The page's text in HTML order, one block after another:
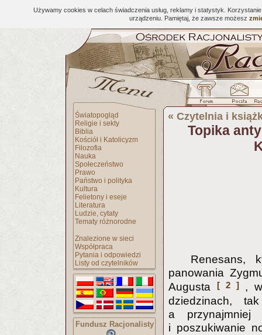
Używamy cookies w celach świadczenia usług, reklamy i statystyk.
urządzeniu. Pamiętaj, że zawsze możesz
Światopogląd
Religie i sekty
Biblia
Kościół i Katolicyzm
Filozofia
Nauka
Społeczeństwo
Prawo
Państwo i polityka
Kultura
Felietony i eseje
Literatura
Ludzie, cytaty
Tematy różnorodne
Znalezione w sieci
Współpraca
Pytania i odpowiedzi
Listy od czytelników
Fundusz Racjonalisty
« Czytelnia i
Topika
Renesans,
panowania
Augusta
[ 2 ]
,
dziedzinach,
a
i poszukiwanie